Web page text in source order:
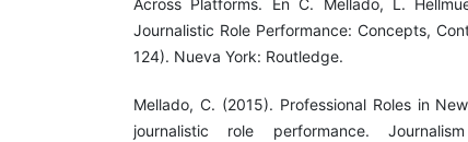
Across Platforms. En C. Mellado, L.
Journalistic Role Performance: Concepts,
124). Nueva York: Routledge.
Mellado, C. (2015). Professional Roles in
journalistic role performance.